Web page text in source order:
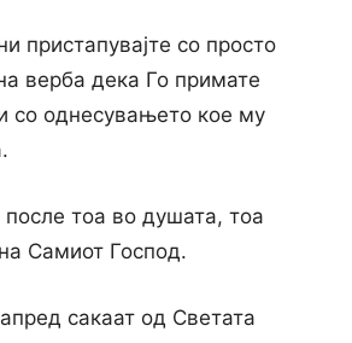
пристапувајте со просто
верба дека Го примате
со однесувањето кое му
тоа во душата, тоа
Самиот Господ.
сакаат од Светата